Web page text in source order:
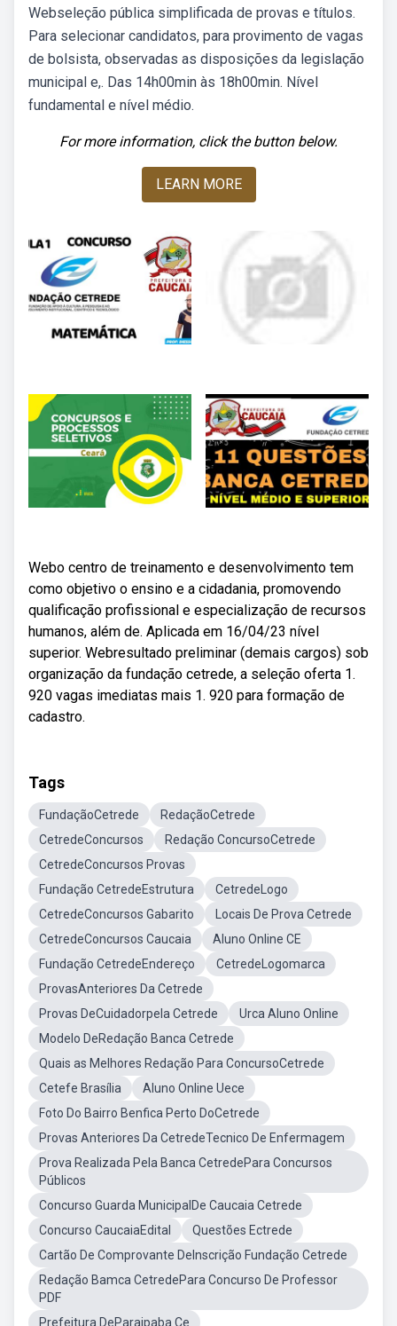
Webseleção pública simplificada de provas e títulos.
Para selecionar candidatos, para provimento de vagas
de bolsista, observadas as disposições da legislação
municipal e,. Das 14h00min às 18h00min. Nível
fundamental e nível médio.
For more information, click the button below.
LEARN MORE
Webo centro de treinamento e desenvolvimento tem
como objetivo o ensino e a cidadania, promovendo
qualificação profissional e especialização de recursos
humanos, além de. Aplicada em 16/04/23 nível
superior. Webresultado preliminar (demais cargos) sob
organização da fundação cetrede, a seleção oferta 1.
920 vagas imediatas mais 1. 920 para formação de
cadastro.
Tags
FundaçãoCetrede
RedaçãoCetrede
CetredeConcursos
Redação ConcursoCetrede
CetredeConcursos Provas
Fundação CetredeEstrutura
CetredeLogo
CetredeConcursos Gabarito
Locais De Prova Cetrede
CetredeConcursos Caucaia
Aluno Online CE
Fundação CetredeEndereço
CetredeLogomarca
ProvasAnteriores Da Cetrede
Provas DeCuidadorpela Cetrede
Urca Aluno Online
Modelo DeRedação Banca Cetrede
Quais as Melhores Redação Para ConcursoCetrede
Cetefe Brasília
Aluno Online Uece
Foto Do Bairro Benfica Perto DoCetrede
Provas Anteriores Da CetredeTecnico De Enfermagem
Prova Realizada Pela Banca CetredePara Concursos
Públicos
Concurso Guarda MunicipalDe Caucaia Cetrede
Concurso CaucaiaEdital
Questões Ectrede
Cartão De Comprovante DeInscrição Fundação Cetrede
Redação Bamca CetredePara Concurso De Professor
PDF
Prefeitura DeParaipaba Ce